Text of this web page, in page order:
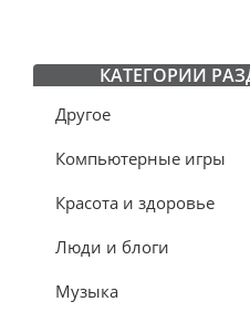
КАТЕГОРИИ
Другое
Компьютерные игры
Красота и здоровье
Люди и блоги
Музыка